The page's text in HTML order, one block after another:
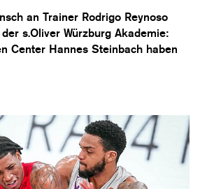
an Trainer Rodrigo Reynoso
s.Oliver Würzburg Akademie:
Center Hannes Steinbach haben